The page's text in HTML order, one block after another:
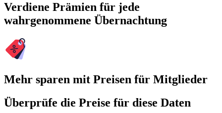
Verdiene Prämien für jede
wahrgenommene Übernachtung
Mehr sparen mit Preisen für Mitglieder
Überprüfe die Preise für diese Daten